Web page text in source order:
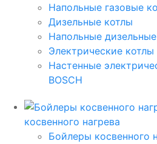
Напольные газовые
Дизельные котлы
Напольные
Электрические котлы
Настенные
BOSCH
косвенного нагрева
Бойлеры косвенного